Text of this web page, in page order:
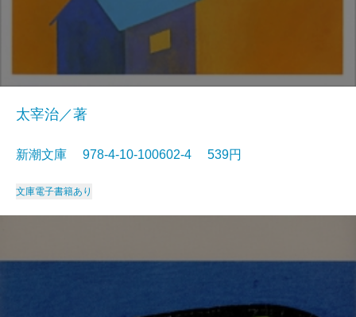
太宰治／著
新潮文庫 978-4-10-100602-4 539円
文庫電子書籍あり